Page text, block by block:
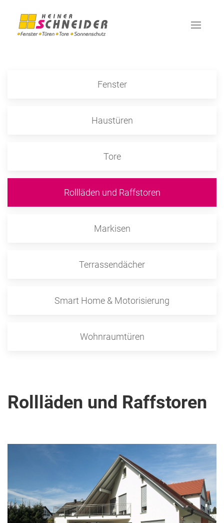
Fenster
Haustüren
Tore
Rollläden und Raffstoren
Markisen
Terrassendächer
Smart Home & Motorisierung
Wohnraumtüren
Rollläden und Raffstoren